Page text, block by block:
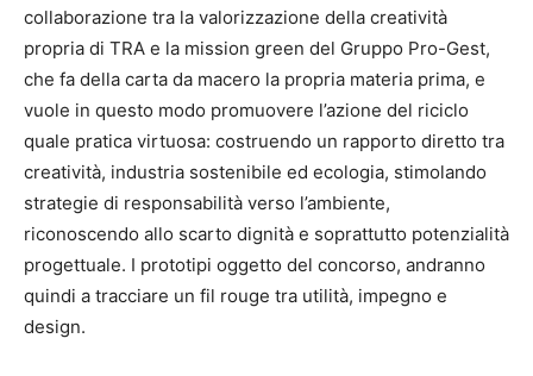
collaborazione tra la valorizzazione della creatività
propria di TRA e la mission green del Gruppo Pro-Gest,
che fa della carta da macero la propria materia prima, e
vuole in questo modo promuovere l’azione del riciclo
quale pratica virtuosa: costruendo un rapporto diretto tra
creatività, industria sostenibile ed ecologia, stimolando
strategie di responsabilità verso l’ambiente,
riconoscendo allo scarto dignità e soprattutto potenzialità
progettuale. I prototipi oggetto del concorso, andranno
quindi a tracciare un fil rouge tra utilità, impegno e
design.